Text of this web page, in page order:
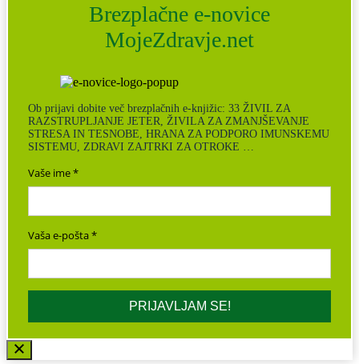
Brezplačne e-novice
MojeZdravje.net
Ob prijavi dobite več brezplačnih e-knjižic: 33 ŽIVIL ZA
RAZSTRUPLJANJE JETER, ŽIVILA ZA ZMANJŠEVANJE
STRESA IN TESNOBE, HRANA ZA PODPORO IMUNSKEMU
SISTEMU, ZDRAVI ZAJTRKI ZA OTROKE …
Vaše ime
Vaša e-pošta
PRIJAVLJAM SE!